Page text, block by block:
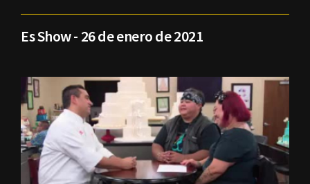
Es Show - 26 de enero de 2021